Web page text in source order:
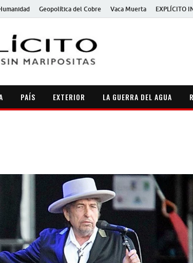
Geopolítica del Cobre Vaca Muerta EXPLÍCITO
PAÍS EXTERIOR LA GUERRA DEL AGUA